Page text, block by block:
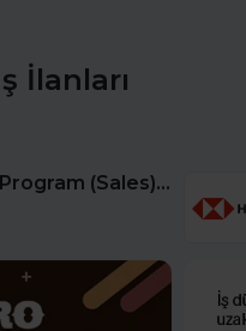
İlanları
START Internship Program (Sales) - Istanbul